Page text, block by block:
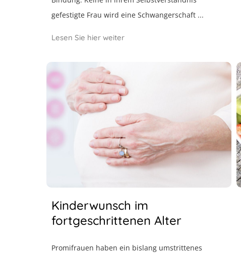
gefestigte Frau wird eine Schwangerschaft ...
Lesen Sie hier weiter
Kinderwunsch im
fortgeschrittenen Alter
Promifrauen haben ein bislang umstrittenes